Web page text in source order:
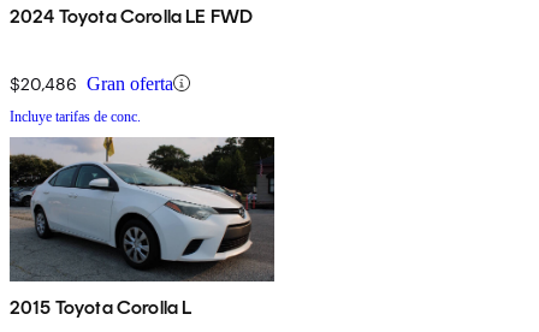
2024 Toyota Corolla LE FWD
$20,486 Gran oferta
Incluye tarifas de conc.
2015 Toyota Corolla L